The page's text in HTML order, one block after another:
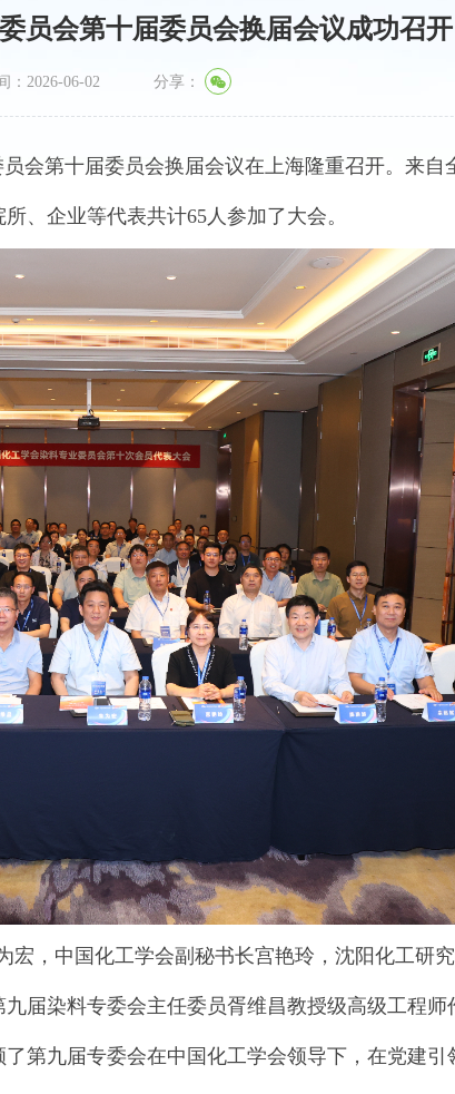
员会第十届委员会换届会议成功召开
：2026-06-02 分享：
会第十届委员会换届会议在 上海隆重召开。来自
所、企业等代表共计65 人参加了大会。
宏，中国化工学会副秘书长宫艳玲 ，沈阳化工研
九届染料专委会主任委员胥维昌教授级高级工程师
了第九届专委会在中国化工学会领导下，在党建引